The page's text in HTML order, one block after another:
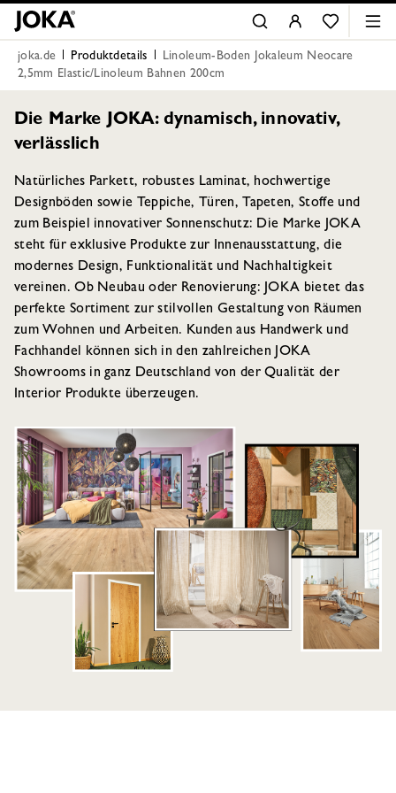
joka.de Produktdetails
Linoleum-Boden Jokaleum Neocare
2,5mm Elastic/Linoleum Bahnen 200cm
Die Marke JOKA: dynamisch, innovativ,
verlässlich
Natürliches Parkett, robustes Laminat, hochwertige
Designböden sowie Teppiche, Türen, Tapeten, Stoffe und
zum Beispiel innovativer Sonnenschutz: Die Marke JOKA
steht für exklusive Produkte zur Innenausstattung, die
modernes Design, Funktionalität und Nachhaltigkeit
vereinen. Ob Neubau oder Renovierung: JOKA bietet das
perfekte Sortiment zur stilvollen Gestaltung von Räumen
zum Wohnen und Arbeiten. Kunden aus Handwerk und
Fachhandel können sich in den zahlreichen JOKA
Showrooms in ganz Deutschland von der Qualität der
Interior Produkte überzeugen.